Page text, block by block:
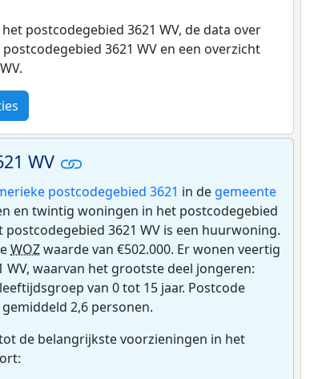
postcodegebied 3621 WV, de data over
3621 WV en een overzicht
WV
postcodegebied 3621 in de gemeente
en twintig woningen in het postcodegebied
postcodegebied 3621 WV is een huurwoning.
WOZwaarde van €502.000. Er wonen veertig
waarvan het grootste deel jongeren:
van 0 tot 15 jaar. Postcode
2,6 personen.
de belangrijkste voorzieningen in het